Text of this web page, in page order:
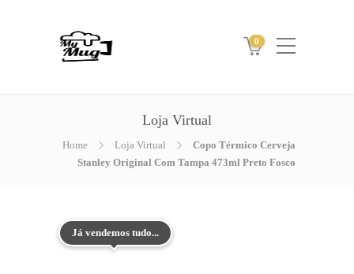
0
Loja Virtual
Home Loja Virtual
Copo Térmico Cerveja
Stanley Original Com Tampa 473ml Preto Fosco
Já vendemos tudo...